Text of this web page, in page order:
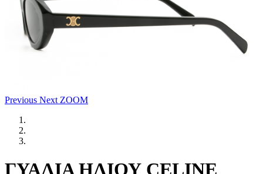
Previous Next ZOOM
ΓΥΑΛΙΑ ΗΛΙΟΥ CELINE